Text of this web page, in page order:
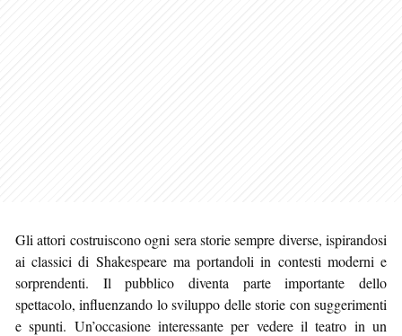
Gli attori costruiscono ogni sera storie sempre diverse, ispirandosi
ai classici di Shakespeare ma portandoli in contesti moderni e
sorprendenti. Il pubblico diventa parte importante dello
spettacolo, influenzando lo sviluppo delle storie con suggerimenti
e spunti. Un’occasione interessante per vedere il teatro in un